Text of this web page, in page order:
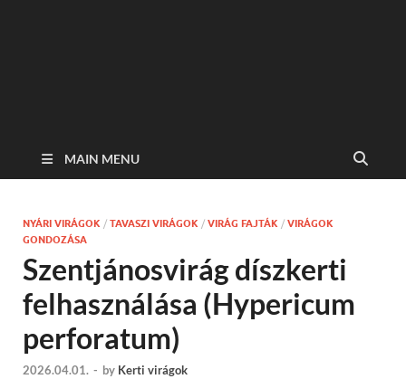
MAIN MENU
NYÁRI VIRÁGOK / TAVASZI VIRÁGOK / VIRÁG FAJTÁK / VIRÁGOK
GONDOZÁSA
Szentjánosvirág díszkerti
felhasználása (Hypericum
perforatum)
2026.04.01. - by Kerti virágok